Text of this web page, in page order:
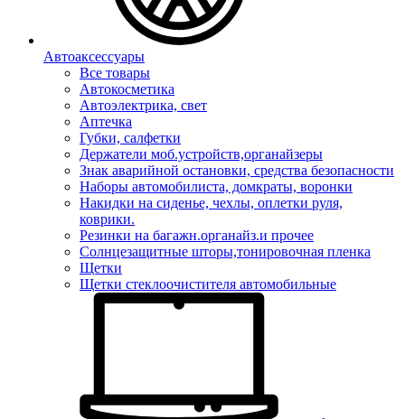
Автоаксессуары
Все товары
Автокосметика
Автоэлектрика, свет
Аптечка
Губки, салфетки
Держатели моб.устройств,органайзеры
Знак аварийной остановки, средства безопасности
Наборы автомобилиста, домкраты, воронки
Накидки на сиденье, чехлы, оплетки руля,
коврики.
Резинки на багажн.органайз.и прочее
Солнцезащитные шторы,тонировочная пленка
Щетки
Щетки стеклоочистителя автомобильные